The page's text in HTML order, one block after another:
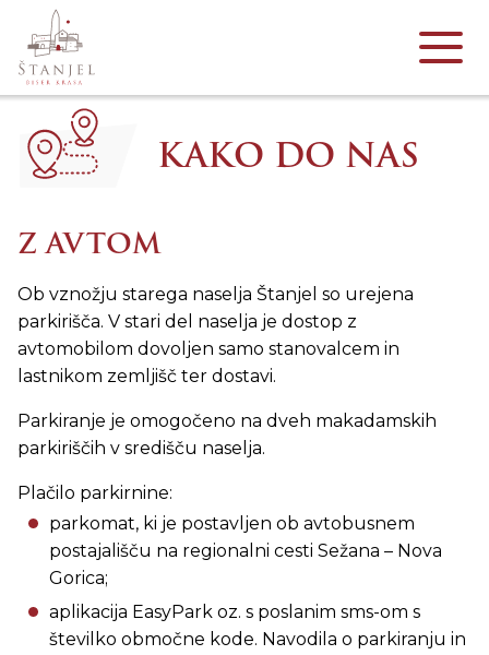
KAKO DO NAS
Z AVTOM
Ob vznožju starega naselja Štanjel so urejena
parkirišča. V stari del naselja je dostop z
avtomobilom dovoljen samo stanovalcem in
lastnikom zemljišč ter dostavi.
Parkiranje je omogočeno na dveh makadamskih
parkiriščih v središču naselja.
Plačilo parkirnine:
parkomat, ki je postavljen ob avtobusnem
postajališču na regionalni cesti Sežana – Nova
Gorica;
aplikacija EasyPark oz. s poslanim sms-om s
številko območne kode. Navodila o parkiranju in